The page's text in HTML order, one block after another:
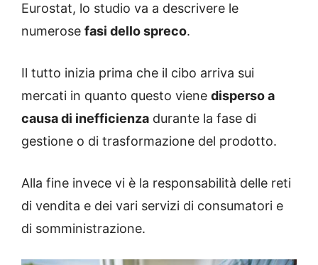
Eurostat, lo studio va a descrivere le
numerose fasi dello spreco.
Il tutto inizia prima che il cibo arriva sui
mercati in quanto questo viene disperso a
causa di inefficienza durante la fase di
gestione o di trasformazione del prodotto.
Alla fine invece vi è la responsabilità delle reti
di vendita e dei vari servizi di consumatori e
di somministrazione.